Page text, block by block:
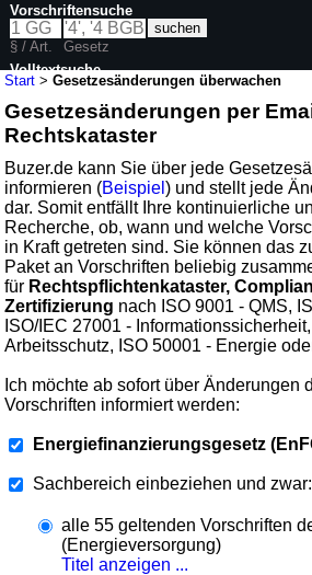
Start >Gesetzesänderungen überwachen
Gesetzesänderungen per
Rechtskataster
Buzer.de kann Sie über jede
informieren (Beispiel) und stellt jede
dar. Somit entfällt Ihre kontinuierliche
Recherche, ob, wann und welche
in Kraft getreten sind. Sie können das
Paket an Vorschriften beliebig
für Rechtspflichtenkataster,
Zertifizierung nach ISO 9001 - QMS,
ISO/IEC 27001 -
Arbeitsschutz, ISO 50001 - Energie
Ich möchte ab sofort über Änderungen
Vorschriften informiert werden:
Energiefinanzierungsgesetz
Sachbereich einbeziehen und zwar:
alle 55 geltenden Vorschriften
(Energieversorgung)
Titel anzeigen ...
Vorschriftensuche
§ / Art.
Gesetz
Volltextsuche